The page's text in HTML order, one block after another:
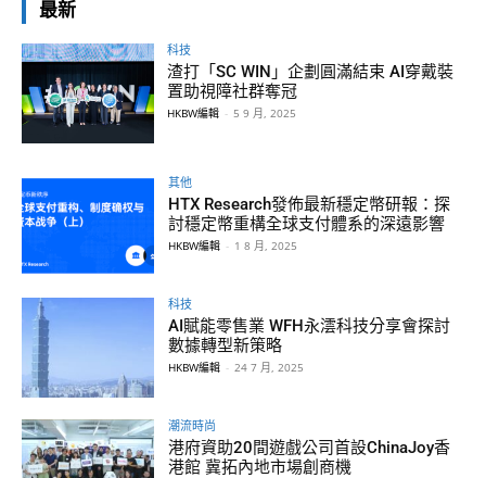
最新
科技
渣打「SC WIN」企劃圓滿結束 AI穿戴裝
置助視障社群奪冠
HKBW編輯 - 5 9 月, 2025
其他
HTX Research發佈最新穩定幣研報：探
討穩定幣重構全球支付體系的深遠影響
HKBW編輯 - 1 8 月, 2025
科技
AI賦能零售業 WFH永澐科技分享會探討
數據轉型新策略
HKBW編輯 - 24 7 月, 2025
潮流時尚
港府資助20間遊戲公司首設ChinaJoy香
港館 冀拓內地市場創商機